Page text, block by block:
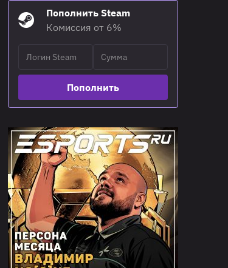
Пополнить Steam
Комиссия от 6%
Пополнить